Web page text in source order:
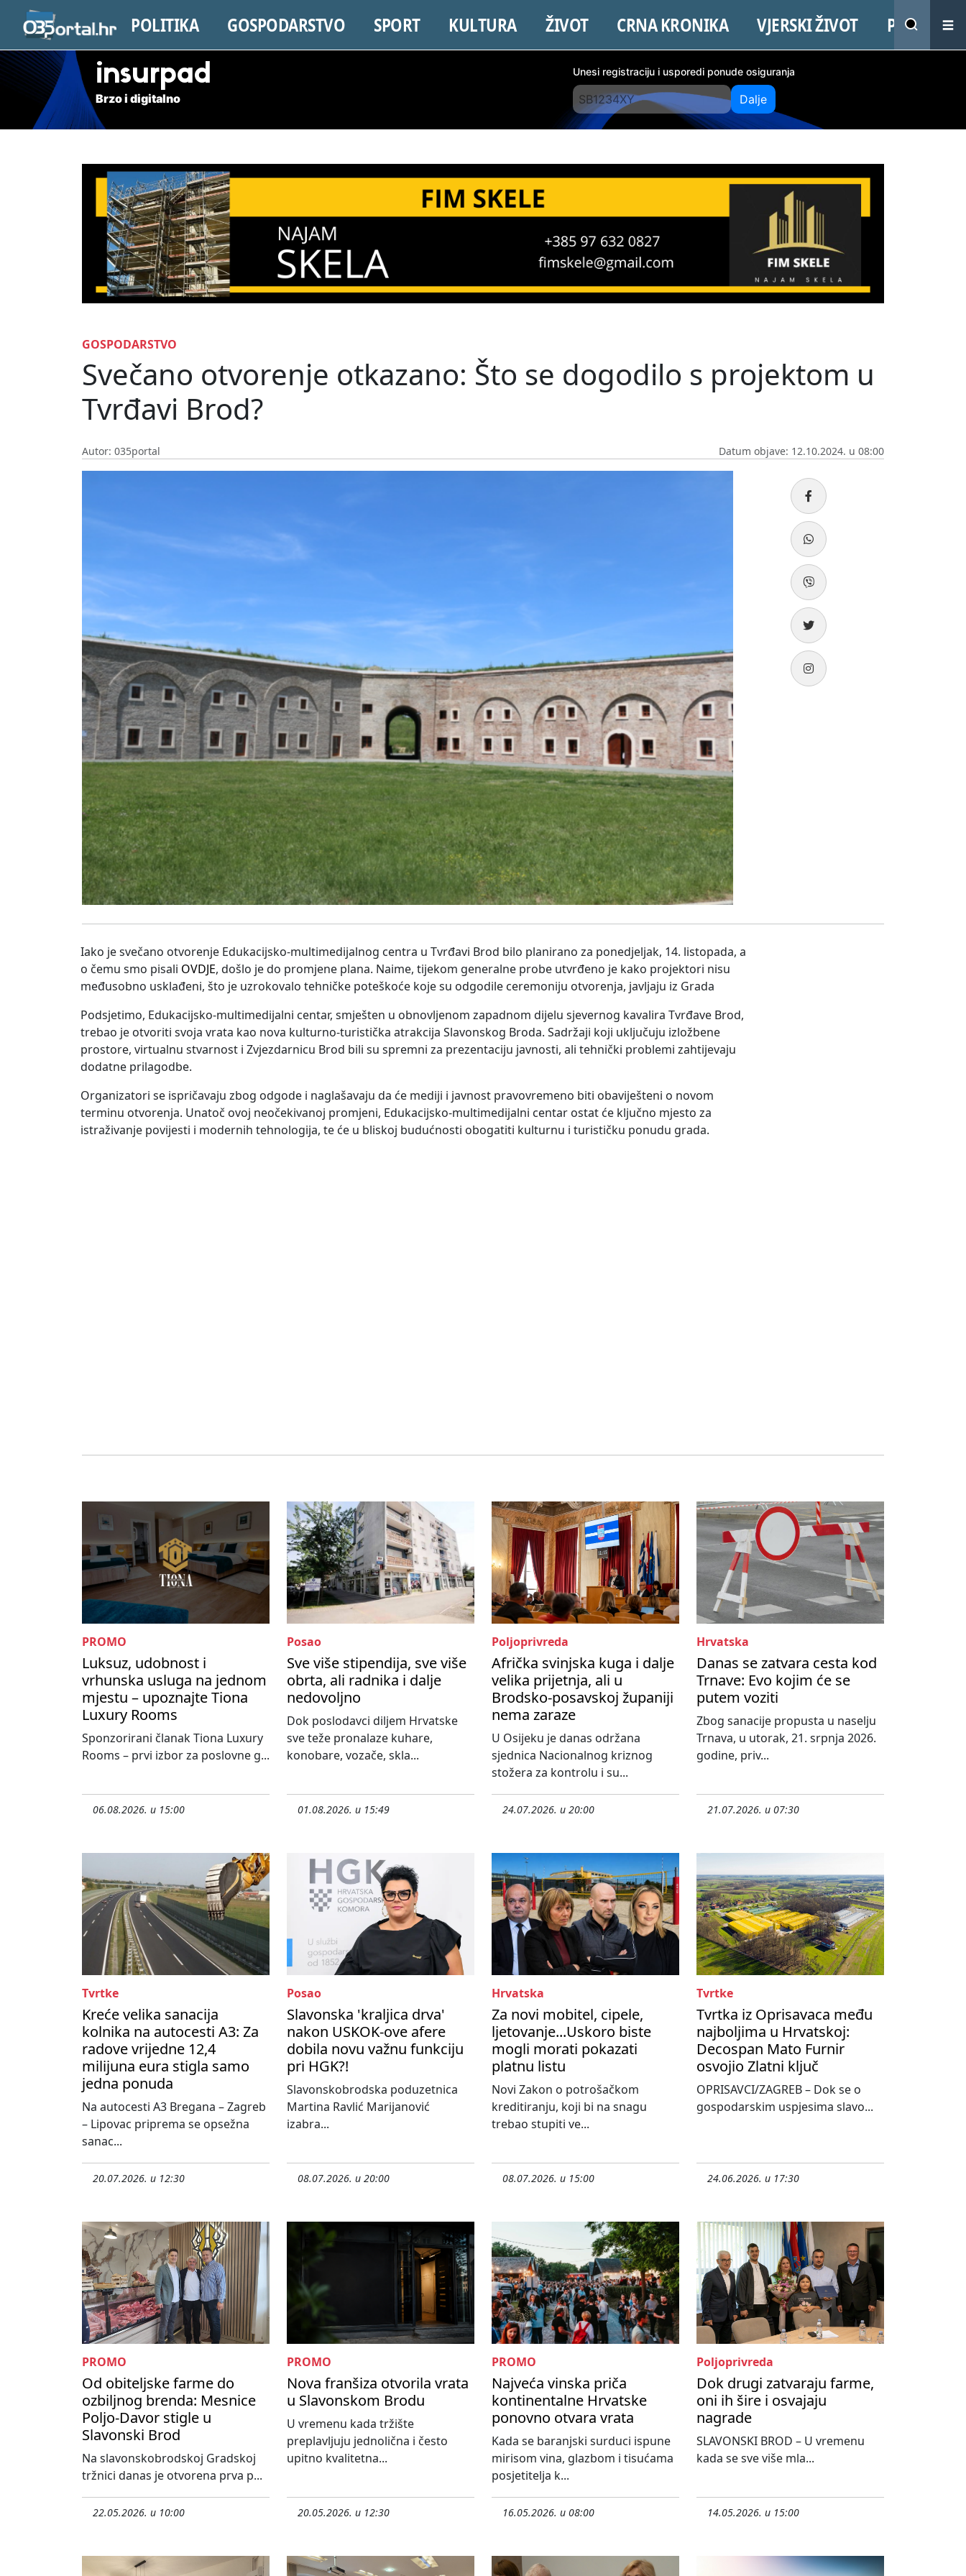
POLITIKA GOSPODARSTVO SPORT KULTURA ŽIVOT CRNA KRONIKA VJERSKI ŽIVOT PROMO
insurpad
Brzo i digitalno
Unesi registraciju i usporedi ponude osiguranja
Dalje
GOSPODARSTVO
Svečano otvorenje otkazano: Što se dogodilo s projektom u
Tvrđavi Brod?
Autor: 035portal Datum objave: 12.10.2024. u 08:00
Iako je svečano otvorenje Edukacijsko-multimedijalnog centra u Tvrđavi Brod bilo planirano za ponedjeljak, 14. listopada, a
o čemu smo pisali OVDJE, došlo je do promjene plana. Naime, tijekom generalne probe utvrđeno je kako projektori nisu
međusobno usklađeni, što je uzrokovalo tehničke poteškoće koje su odgodile ceremoniju otvorenja, javljaju iz Grada
Podsjetimo, Edukacijsko-multimedijalni centar, smješten u obnovljenom zapadnom dijelu sjevernog kavalira Tvrđave Brod,
trebao je otvoriti svoja vrata kao nova kulturno-turistička atrakcija Slavonskog Broda. Sadržaji koji uključuju izložbene
prostore, virtualnu stvarnost i Zvjezdarnicu Brod bili su spremni za prezentaciju javnosti, ali tehnički problemi zahtijevaju
dodatne prilagodbe.
Organizatori se ispričavaju zbog odgode i naglašavaju da će mediji i javnost pravovremeno biti obaviješteni o novom
terminu otvorenja. Unatoč ovoj neočekivanoj promjeni, Edukacijsko-multimedijalni centar ostat će ključno mjesto za
istraživanje povijesti i modernih tehnologija, te će u bliskoj budućnosti obogatiti kulturnu i turističku ponudu grada.
PROMO
Luksuz, udobnost i
vrhunska usluga na jednom
mjestu – upoznajte Tiona
Luxury Rooms
Sponzorirani članak Tiona Luxury
Rooms – prvi izbor za poslovne g...
06.08.2026. u 15:00
Posao
Sve više stipendija, sve više
obrta, ali radnika i dalje
nedovoljno
Dok poslodavci diljem Hrvatske
sve teže pronalaze kuhare,
konobare, vozače, skla...
01.08.2026. u 15:49
Poljoprivreda
Afrička svinjska kuga i dalje
velika prijetnja, ali u
Brodsko-posavskoj županiji
nema zaraze
U Osijeku je danas održana
sjednica Nacionalnog kriznog
stožera za kontrolu i su...
24.07.2026. u 20:00
Hrvatska
Danas se zatvara cesta kod
Trnave: Evo kojim će se
putem voziti
Zbog sanacije propusta u naselju
Trnava, u utorak, 21. srpnja 2026.
godine, priv...
21.07.2026. u 07:30
Tvrtke
Kreće velika sanacija
kolnika na autocesti A3: Za
radove vrijedne 12,4
milijuna eura stigla samo
jedna ponuda
Na autocesti A3 Bregana – Zagreb
– Lipovac priprema se opsežna
sanac...
20.07.2026. u 12:30
Posao
Slavonska 'kraljica drva'
nakon USKOK-ove afere
dobila novu važnu funkciju
pri HGK?!
Slavonskobrodska poduzetnica
Martina Ravlić Marijanović
izabra...
08.07.2026. u 20:00
Hrvatska
Za novi mobitel, cipele,
ljetovanje...Uskoro biste
mogli morati pokazati
platnu listu
Novi Zakon o potrošačkom
kreditiranju, koji bi na snagu
trebao stupiti ve...
08.07.2026. u 15:00
Tvrtke
Tvrtka iz Oprisavaca među
najboljima u Hrvatskoj:
Decospan Mato Furnir
osvojio Zlatni ključ
OPRISAVCI/ZAGREB – Dok se o
gospodarskim uspjesima slavo...
24.06.2026. u 17:30
PROMO
Od obiteljske farme do
ozbiljnog brenda: Mesnice
Poljo-Davor stigle u
Slavonski Brod
Na slavonskobrodskoj Gradskoj
tržnici danas je otvorena prva p...
22.05.2026. u 10:00
PROMO
Nova franšiza otvorila vrata
u Slavonskom Brodu
U vremenu kada tržište
preplavljuju jednolična i često
upitno kvalitetna...
20.05.2026. u 12:30
PROMO
Najveća vinska priča
kontinentalne Hrvatske
ponovno otvara vrata
Kada se baranjski surduci ispune
mirisom vina, glazbom i tisućama
posjetitelja k...
16.05.2026. u 08:00
Poljoprivreda
Dok drugi zatvaraju farme,
oni ih šire i osvajaju
nagrade
SLAVONSKI BROD – U vremenu
kada se sve više mla...
14.05.2026. u 15:00